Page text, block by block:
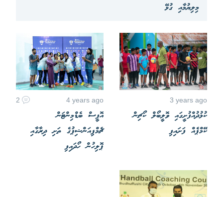
މިލިޔުމާއި ގުޅޭ
3 years ago
ކުޅުދުއްފުށީގައި ވޮލީބޯލް ކޯޗިން
ކޭމްޕެއް ފަށައިފި
4 years ago
2
އޮފީސް ބެޑްމިންޓަން
ޗެމްޕިއަންޝިޕުގެ ތަށި ދިރާގާއި
ޕޮލިހުން ހޯދައިފި